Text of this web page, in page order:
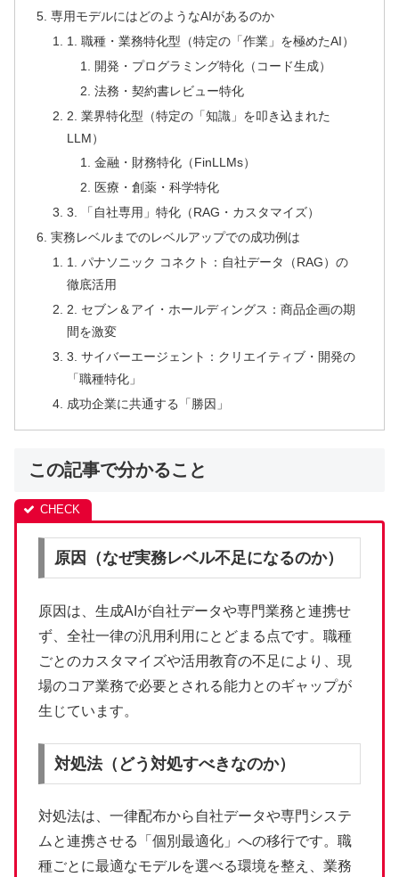
専用モデルにはどのようなAIがあるのか
1. 職種・業務特化型（特定の「作業」を極めたAI）
開発・プログラミング特化（コード生成）
法務・契約書レビュー特化
2. 業界特化型（特定の「知識」を叩き込まれた
LLM）
金融・財務特化（FinLLMs）
医療・創薬・科学特化
3. 「自社専用」特化（RAG・カスタマイズ）
実務レベルまでのレベルアップでの成功例は
1. パナソニック コネクト：自社データ（RAG）の
徹底活用
2. セブン＆アイ・ホールディングス：商品企画の期
間を激変
3. サイバーエージェント：クリエイティブ・開発の
「職種特化」
成功企業に共通する「勝因」
この記事で分かること
原因（なぜ実務レベル不足になるのか）
原因は、生成AIが自社データや専門業務と連携せ
ず、全社一律の汎用利用にとどまる点です。職種
ごとのカスタマイズや活用教育の不足により、現
場のコア業務で必要とされる能力とのギャップが
生じています。
対処法（どう対処すべきなのか）
対処法は、一律配布から自社データや専門システ
ムと連携させる「個別最適化」への移行です。職
種ごとに最適なモデルを選べる環境を整え、業務